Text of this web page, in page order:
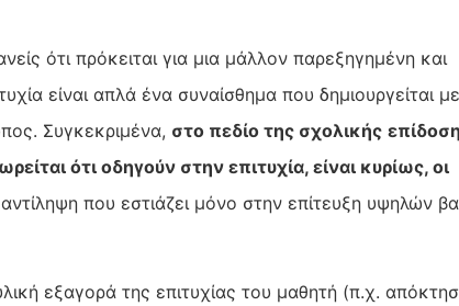
ότι πρόκειται για μια μάλλον παρεξηγημένη και
είναι απλά ένα συναίσθημα που δημιουργείται
Συγκεκριμένα, στο πεδίο της σχολικής
ότι οδηγούν στην επιτυχία, είναι κυρίως, οι
που εστιάζει μόνο στην επίτευξη υψηλών
εξαγορά της επιτυχίας του μαθητή (π.χ.